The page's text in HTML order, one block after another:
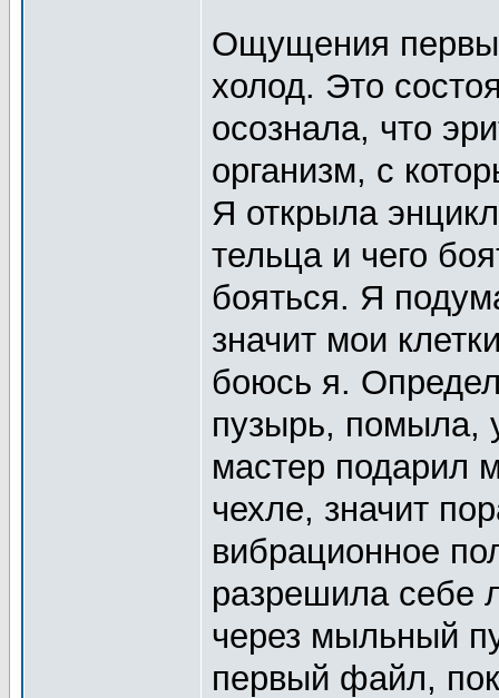
Ощущения
холод. Это
осознала, что
организм, с
Я открыла
тельца и чего
бояться. Я
значит мои
боюсь я.
пузырь, помыла,
мастер подарил
чехле, значит
вибрационное
разрешила себе
через мыльный
первый файл,